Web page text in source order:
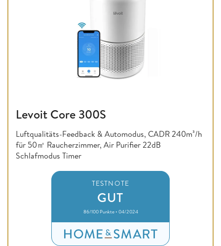
Levoit Core 300S
Luftqualitäts-Feedback & Automodus, CADR 240m³/h
für 50㎡ Raucherzimmer, Air Purifier 22dB
Schlafmodus Timer
TESTNOTE
GUT
86/100 Punkte • 04/2024